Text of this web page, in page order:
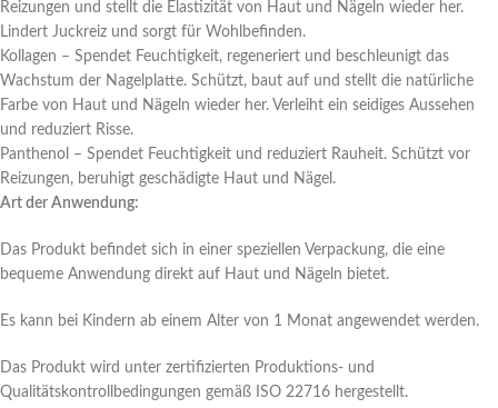
Reizungen und stellt die Elastizität von Haut und Nägeln wieder her.
Lindert Juckreiz und sorgt für Wohlbefinden.
Kollagen – Spendet Feuchtigkeit, regeneriert und beschleunigt das
Wachstum der Nagelplatte. Schützt, baut auf und stellt die natürliche
Farbe von Haut und Nägeln wieder her. Verleiht ein seidiges Aussehen
und reduziert Risse.
Panthenol – Spendet Feuchtigkeit und reduziert Rauheit. Schützt vor
Reizungen, beruhigt geschädigte Haut und Nägel.
Art der Anwendung:
Das Produkt befindet sich in einer speziellen Verpackung, die eine
bequeme Anwendung direkt auf Haut und Nägeln bietet.
Es kann bei Kindern ab einem Alter von 1 Monat angewendet werden.
Das Produkt wird unter zertifizierten Produktions- und
Qualitätskontrollbedingungen gemäß ISO 22716 hergestellt.